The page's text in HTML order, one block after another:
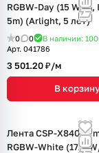
RGBW-Day (15 W/m,
5m) (Arlight, 5 лет)
0 0 В наличии:
Арт. 041786
3 501.20 ₽/м
В
Лента CSP-X840-
RGBW-White (17.2